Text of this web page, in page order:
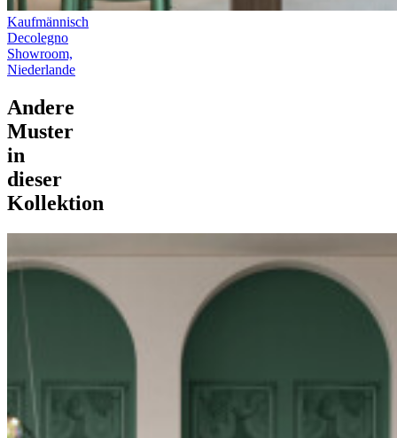
Kaufmännisch
Decolegno
Showroom,
Niederlande
Andere
Muster
in
dieser
Kollektion